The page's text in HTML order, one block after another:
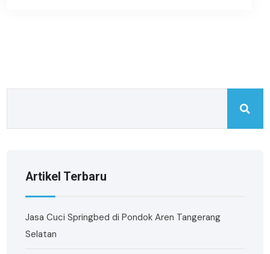
Artikel Terbaru
Jasa Cuci Springbed di Pondok Aren Tangerang
Selatan